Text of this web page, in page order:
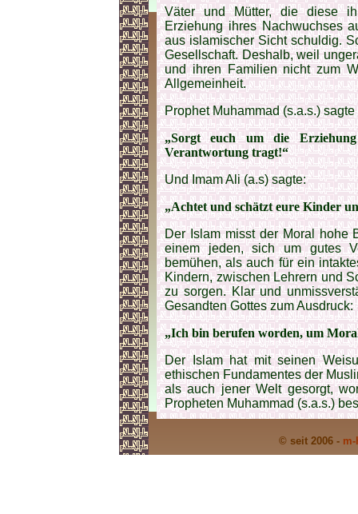
Väter und Mütter, die diese
Erziehung ihres Nachwuchses
aus islamischer Sicht schuldig.
Gesellschaft. Deshalb, weil
und ihren Familien nicht zum
Allgemeinheit.
Prophet Muhammad (s.a.s.)
„Sorgt euch um die
Verantwortung tragt!“
Und Imam Ali (a.s) sagte:
„Achtet und schätzt eure Kinder
Der Islam misst der Moral hohe
einem jeden, sich um gutes
bemühen, als auch für ein
Kindern, zwischen Lehrern und
zu sorgen. Klar und
Gesandten Gottes zum Ausdruck:
„Ich bin berufen worden, um
Der Islam hat mit seinen
ethischen Fundamentes der
als auch jener Welt gesorgt,
Propheten Muhammad (s.a.s.)
© seit 2006 -